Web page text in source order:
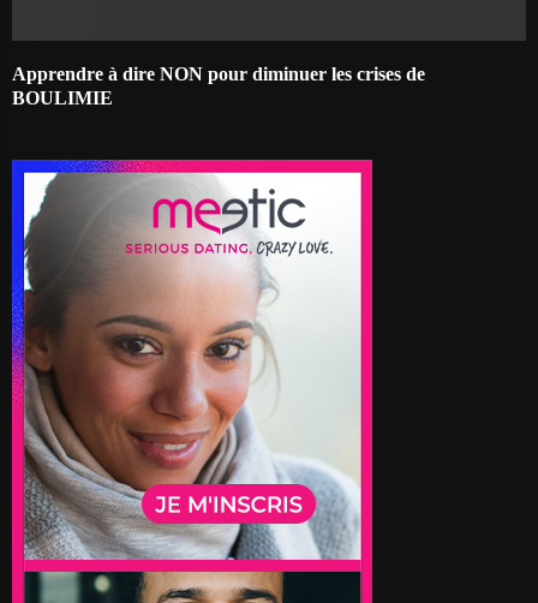
Apprendre à dire NON pour diminuer les crises de
BOULIMIE